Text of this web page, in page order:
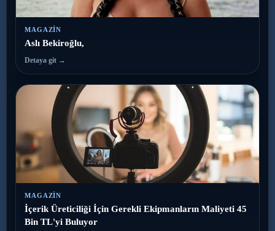
MAGAZIN
Aslı Bekiroğlu,
Detaya git →
MAGAZIN
İçerik Üreticiliği İçin Gerekli Ekipmanların Maliyeti 45
Bin TL'yi Buluyor